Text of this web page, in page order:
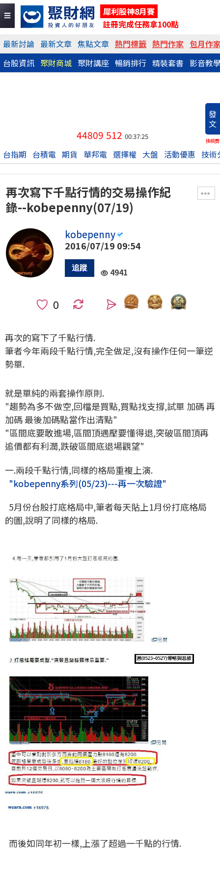
犀利股神8月賽
註冊完成任務拿100點
最新討論 最新文章 焦點文章 熱門標籤 熱門作家 包月作
台股資訊 聚財商城 聚財講座 暢銷排行 精裝套書 影音教
發
文
換稿費
44809 512 00:37:25
台指期 台積電 期貨 華邦電 選擇權 大盤 活動優惠 技術
再次寫下千點行情的交易操作紀
錄--kobepenny(07/19)
kobepenny
2016/07/19 09:54
4941
再次的寫下了千點行情.
筆者今年兩段千點行情,完全做足,沒有操作任何一筆逆
勢單.
就是單純的兩套操作原則.
"趨勢為多不做空,回檔是買點,買點找支撐,試單 加碼 再
加碼 最後加碼點當作出清點"
"區間底要敢進場,區間頂遇壓要懂得退,突破區間頂再
追價都有利潤,跌破區間底退場觀望"
一.兩段千點行情,同樣的格局重複上演.
"kobepenny系列(05/23)---再一次驗證"
5月份台股打底格局中,筆者每天貼上1月份打底格局
的圖,說明了同樣的格局.
而後如同年初一樣,上漲了超過一千點的行情.